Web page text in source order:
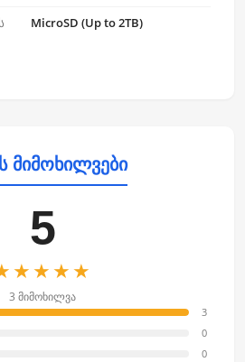
MicroSD (Up to 2TB)
მიმოხილვები
5
3 მიმოხილვა
3
0
0